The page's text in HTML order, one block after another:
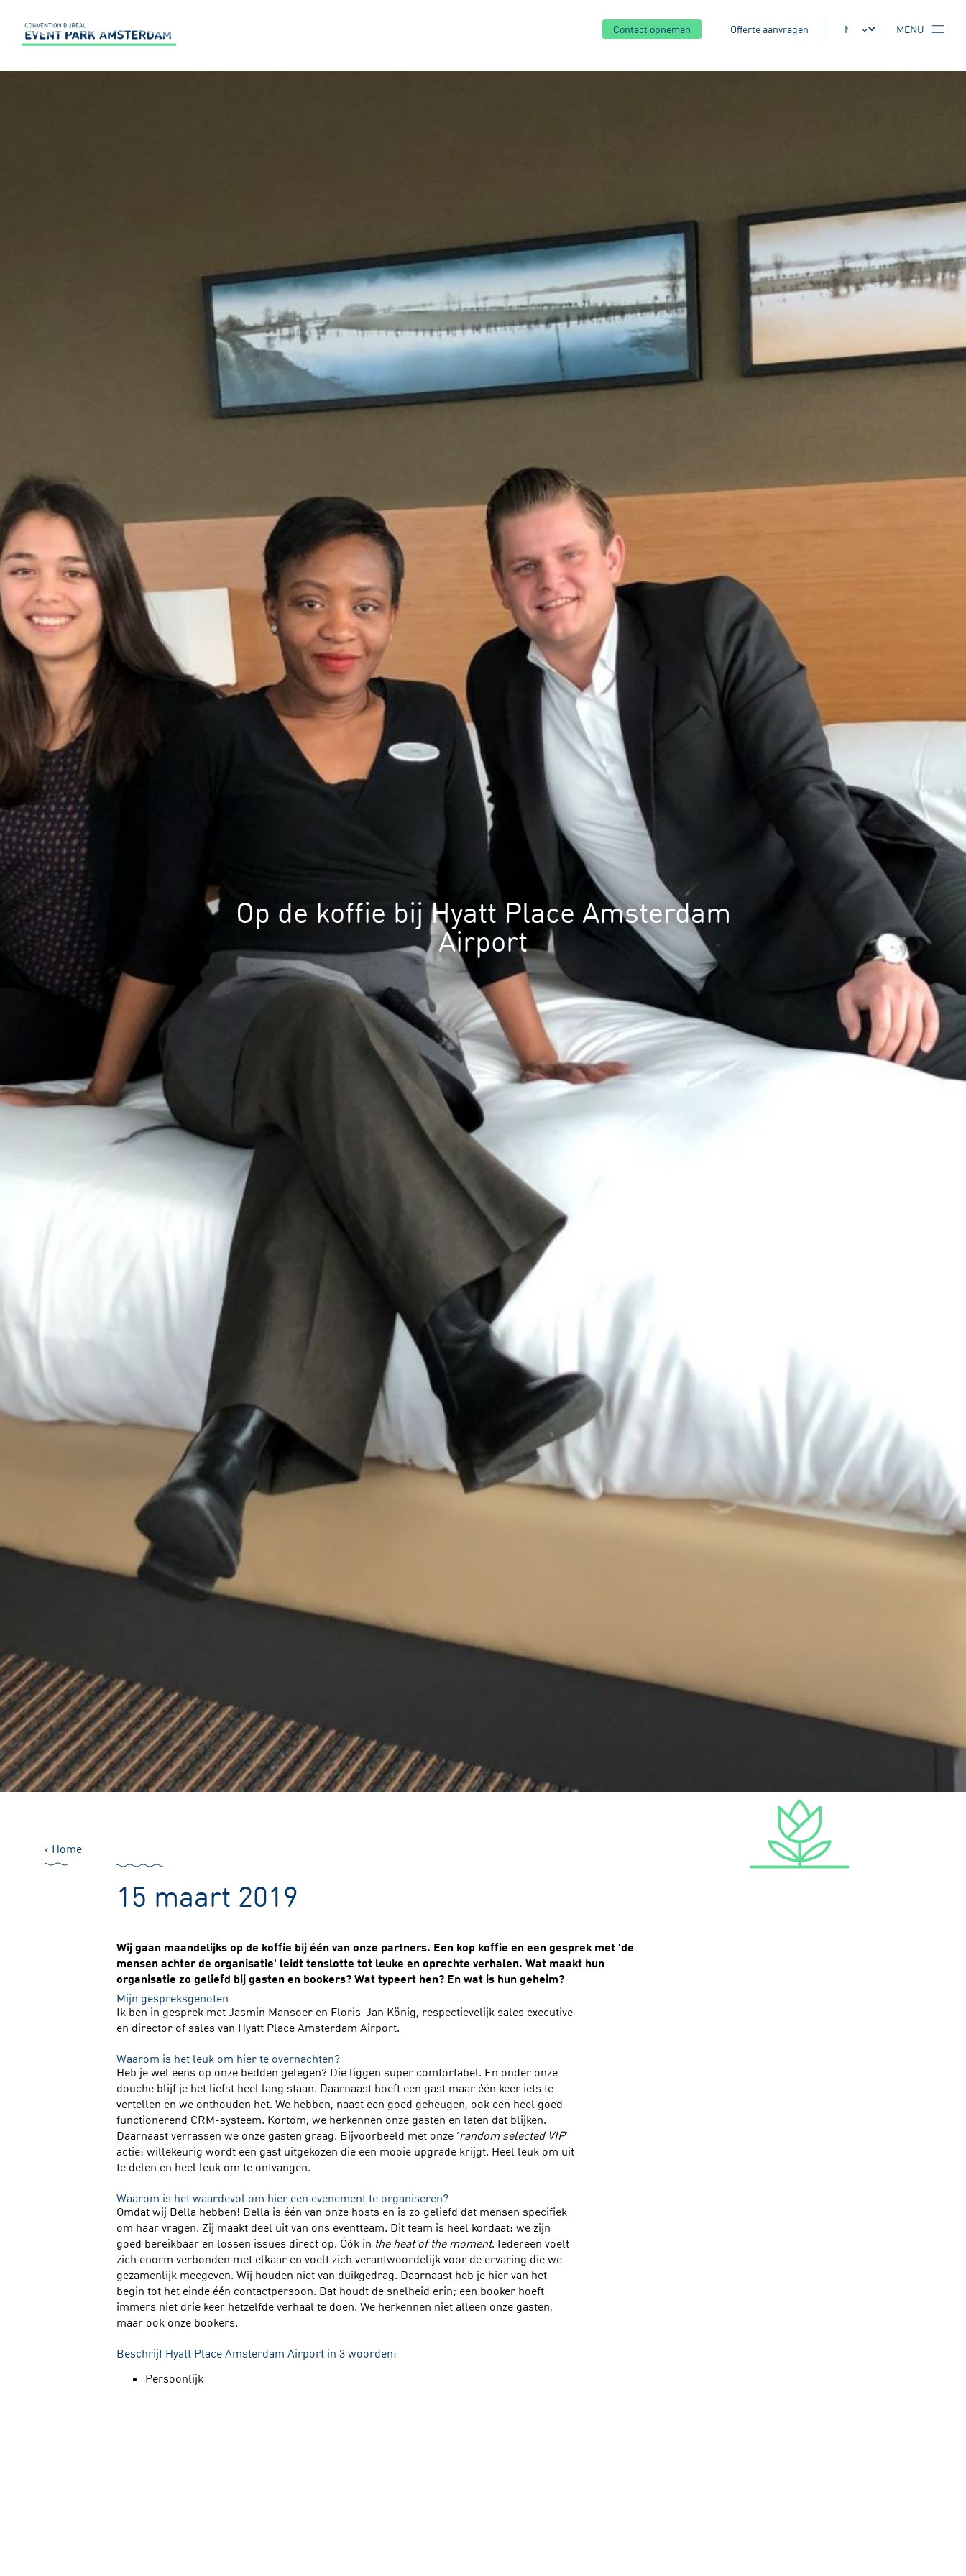
Contact opnemen Offerte aanvragen MENU
Op de koffie bij Hyatt Place Amsterdam
Airport
Home
15 maart 2019
Wij gaan maandelijks op de koffie bij één van onze partners. Een kop koffie en een gesprek met 'de
mensen achter de organisatie' leidt tenslotte tot leuke en oprechte verhalen. Wat maakt hun
organisatie zo geliefd bij gasten en bookers? Wat typeert hen? En wat is hun geheim?
Mijn gespreksgenoten
Ik ben in gesprek met Jasmin Mansoer en Floris-Jan König, respectievelijk sales executive
en director of sales van Hyatt Place Amsterdam Airport.
Waarom is het leuk om hier te overnachten?
Heb je wel eens op onze bedden gelegen? Die liggen super comfortabel. En onder onze
douche blijf je het liefst heel lang staan. Daarnaast hoeft een gast maar één keer iets te
vertellen en we onthouden het. We hebben, naast een goed geheugen, ook een heel goed
functionerend CRM-systeem. Kortom, we herkennen onze gasten en laten dat blijken.
Daarnaast verrassen we onze gasten graag. Bijvoorbeeld met onze ‘random selected VIP’
actie: willekeurig wordt een gast uitgekozen die een mooie upgrade krijgt. Heel leuk om uit
te delen en heel leuk om te ontvangen.
Waarom is het waardevol om hier een evenement te organiseren?
Omdat wij Bella hebben! Bella is één van onze hosts en is zo geliefd dat mensen specifiek
om haar vragen. Zij maakt deel uit van ons eventteam. Dit team is heel kordaat: we zijn
goed bereikbaar en lossen issues direct op. Óók in the heat of the moment. Iedereen voelt
zich enorm verbonden met elkaar en voelt zich verantwoordelijk voor de ervaring die we
gezamenlijk meegeven. Wij houden niet van duikgedrag. Daarnaast heb je hier van het
begin tot het einde één contactpersoon. Dat houdt de snelheid erin; een booker hoeft
immers niet drie keer hetzelfde verhaal te doen. We herkennen niet alleen onze gasten,
maar ook onze bookers.
Beschrijf Hyatt Place Amsterdam Airport in 3 woorden:
Persoonlijk